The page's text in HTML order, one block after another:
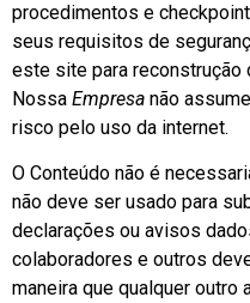
procedimentos e
seus requisitos de
este site para reconstrução
Nossa Empresa não
risco pelo uso da internet.
O Conteúdo não é
não deve ser usado para
declarações ou avisos
colaboradores e outros
maneira que qualquer outro